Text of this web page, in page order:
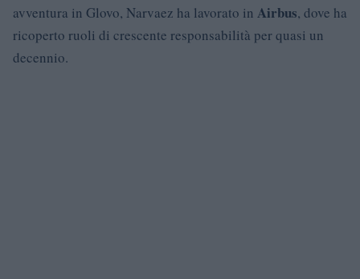
avventura in Glovo, Narvaez ha lavorato in Airbus, dove ha
ricoperto ruoli di crescente responsabilità per quasi un
decennio.